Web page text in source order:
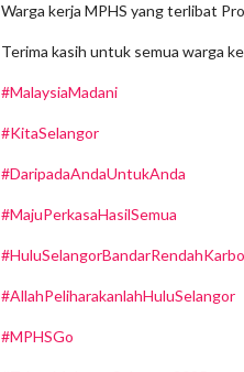
Warga kerja MPHS yang terlibat
Terima kasih untuk semua warga
#MalaysiaMadani
#KitaSelangor
#DaripadaAndaUntukAnda
#MajuPerkasaHasilSemua
#AllahPeliharakanlahHuluSelangor
#MPHSGo